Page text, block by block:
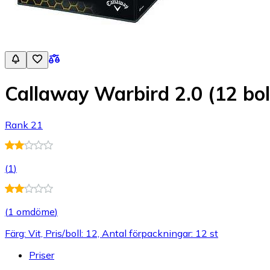
Callaway Warbird 2.0 (12
Rank 21
(1)
(1 omdöme)
Färg: Vit, Pris/boll: 12, Antal förpackningar: 12 st
Priser